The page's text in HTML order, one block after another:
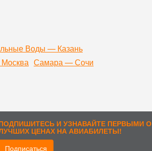
Воды — Казань
Самара — Сочи
И УЗНАВАЙТЕ ПЕРВЫМИ О
ЦЕНАХ НА АВИАБИЛЕТЫ!
Подписаться